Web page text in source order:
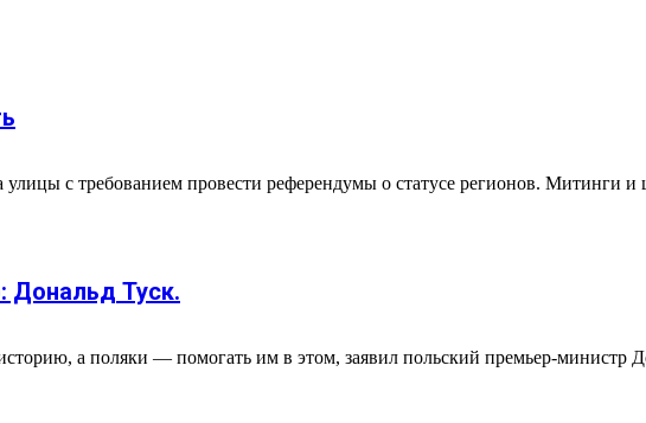
с требованием провести референдумы о статусе регионов. Митинги и
Дональд Туск.
а поляки — помогать им в этом, заявил польский премьер-министр